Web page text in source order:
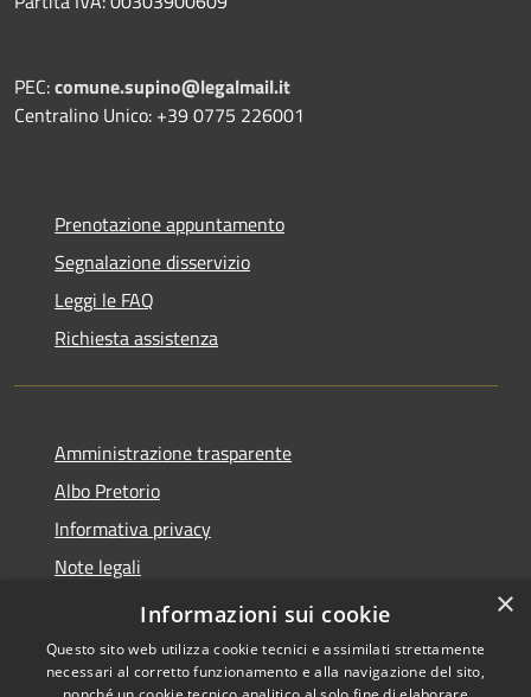
PEC:comune.supino@legalmail.it
Centralino Unico: +39 0775 226001
Prenotazione appuntamento
Segnalazione disservizio
Leggi le FAQ
Richiesta assistenza
Amministrazione trasparente
Albo Pretorio
Informativa privacy
Note legali
Dichiarazione di accessibilità
×
Informazioni sui cookie
Questo sito web utilizza cookie tecnici e assimilati strettamente
necessari al corretto funzionamento e alla navigazione del sito,